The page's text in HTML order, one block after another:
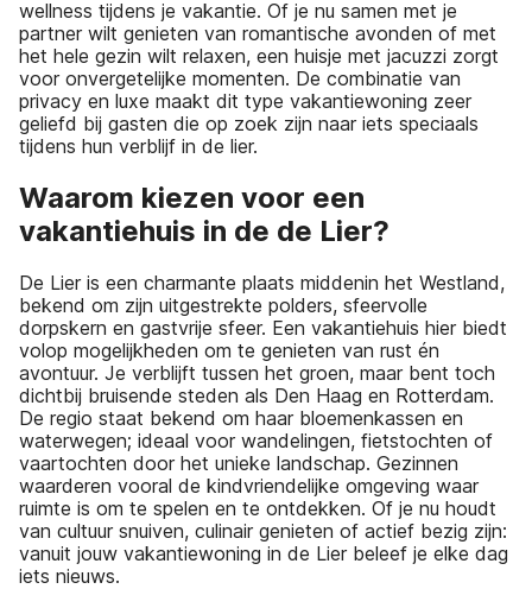
wellness tijdens je vakantie. Of je nu samen met je
partner wilt genieten van romantische avonden of met
het hele gezin wilt relaxen, een huisje met jacuzzi zorgt
voor onvergetelijke momenten. De combinatie van
privacy en luxe maakt dit type vakantiewoning zeer
geliefd bij gasten die op zoek zijn naar iets speciaals
tijdens hun verblijf in de lier.
Waarom kiezen voor een
vakantiehuis in de de Lier?
De Lier is een charmante plaats middenin het Westland,
bekend om zijn uitgestrekte polders, sfeervolle
dorpskern en gastvrije sfeer. Een vakantiehuis hier biedt
volop mogelijkheden om te genieten van rust én
avontuur. Je verblijft tussen het groen, maar bent toch
dichtbij bruisende steden als Den Haag en Rotterdam.
De regio staat bekend om haar bloemenkassen en
waterwegen; ideaal voor wandelingen, fietstochten of
vaartochten door het unieke landschap. Gezinnen
waarderen vooral de kindvriendelijke omgeving waar
ruimte is om te spelen en te ontdekken. Of je nu houdt
van cultuur snuiven, culinair genieten of actief bezig zijn:
vanuit jouw vakantiewoning in de Lier beleef je elke dag
iets nieuws.